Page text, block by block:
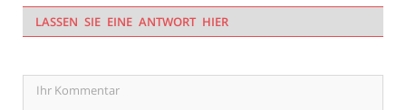
LASSEN SIE EINE ANTWORT HIER